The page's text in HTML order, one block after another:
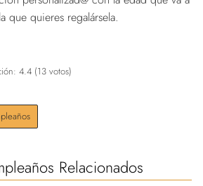
que quieres regalársela.
4.4 (13 votos)
Relacionados